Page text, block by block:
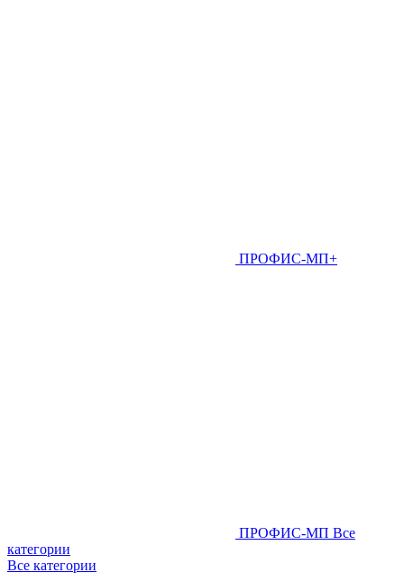
ПРОФИС-МП+
ПРОФИС-МП Все
категории
Все категории